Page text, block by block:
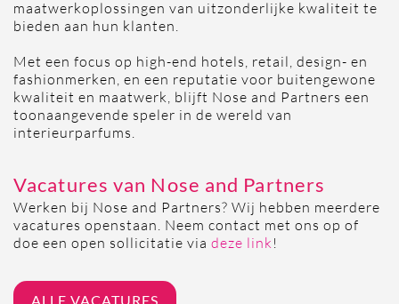
maatwerkoplossingen van uitzonderlijke kwaliteit te
bieden aan hun klanten.
Met een focus op high-end hotels, retail, design- en
fashionmerken, en een reputatie voor buitengewone
kwaliteit en maatwerk, blijft Nose and Partners een
toonaangevende speler in de wereld van
interieurparfums.
Vacatures van Nose and Partners
Werken bij Nose and Partners? Wij hebben meerdere
vacatures openstaan. Neem contact met ons op of
doe een open sollicitatie via deze link !
ALLE VACATURES